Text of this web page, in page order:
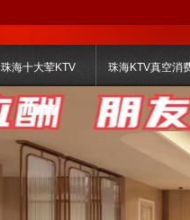
珠海十大荤KTV 珠海KTV真空消